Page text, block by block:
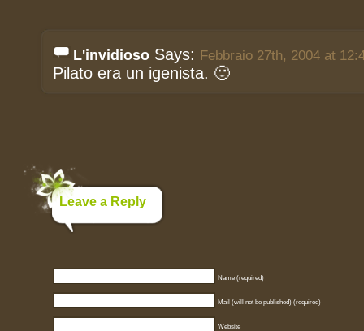
L'invidioso Says: Febbraio 27th, 2004 at
Pilato era un igenista. 🙂
Leave a Reply
Name (required)
Mail (will not be published) (required)
Website